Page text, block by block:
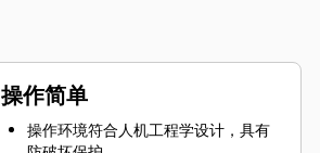
操作简单
操作环境符合人机工程学设计，具有